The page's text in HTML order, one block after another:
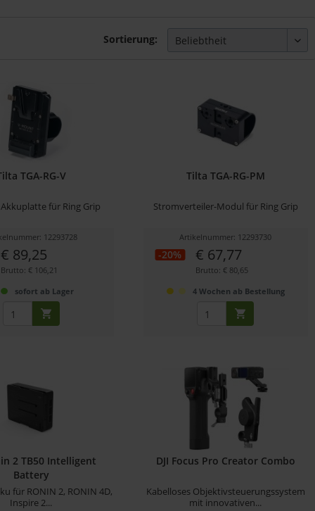
Sortierung:
TGA-RG-V
für Ring Grip
12293728
€ 89,25
Brutto: € 106,21
sofort ab Lager
Tilta TGA-RG-PM
Stromverteiler-Modul für Ring Grip
Artikelnummer: 12293730
-20% € 67,77
Brutto: € 80,65
4 Wochen ab Bestellung
2 TB50 Intelligent
Battery
für RONIN 2, RONIN 4D,
Inspire 2...
DJI Focus Pro Creator Combo
Kabelloses Objektivsteuerungssystem
mit innovativen...